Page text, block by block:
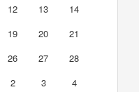
12 13
14
19 20
21
26 27
28
2 3 4